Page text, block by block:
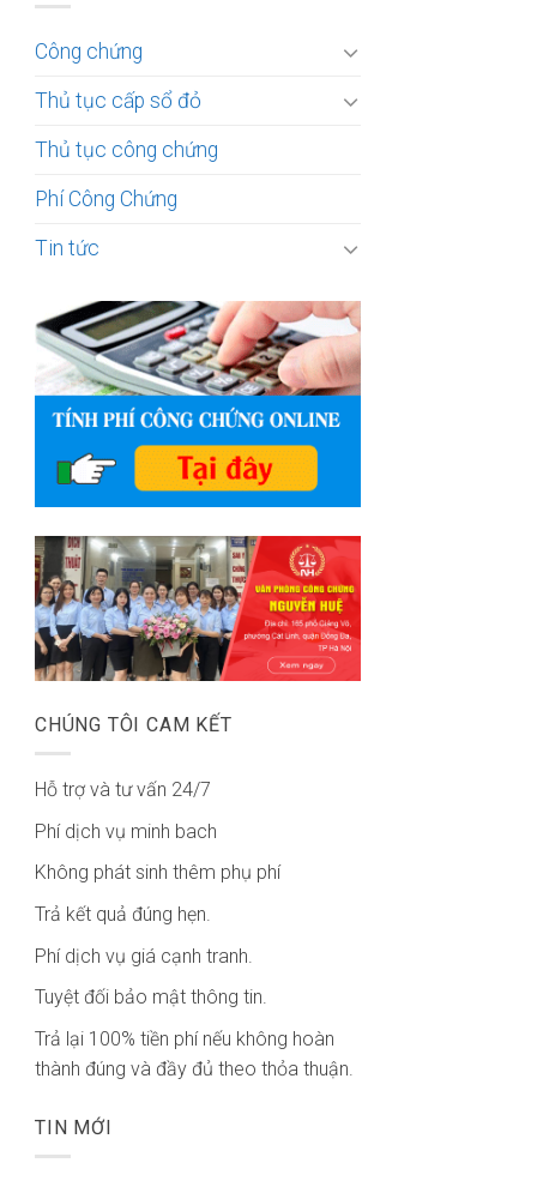
Công chứng
Thủ tục cấp sổ đỏ
Thủ tục công chứng
Phí Công Chứng
Tin tức
CHÚNG TÔI CAM KẾT
Hỗ trợ và tư vấn 24/7
Phí dịch vụ minh bach
Không phát sinh thêm phụ phí
Trả kết quả đúng hẹn.
Phí dịch vụ giá cạnh tranh.
Tuyệt đối bảo mật thông tin.
Trả lại 100% tiền phí nếu không hoàn
thành đúng và đầy đủ theo thỏa thuận.
TIN MỚI